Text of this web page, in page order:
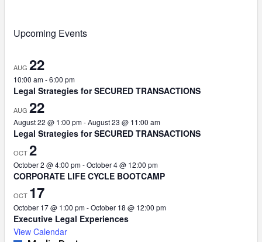
Upcoming Events
AUG 22
10:00 am-6:00 pm
Legal Strategies for SECURED TRANSACTIONS
AUG 22
August 22 @ 1:00 pm-August 23 @ 11:00 am
Legal Strategies for SECURED TRANSACTIONS
OCT2
October 2 @ 4:00 pm-October 4 @ 12:00 pm
CORPORATE LIFE CYCLE BOOTCAMP
OCT 17
October 17 @ 1:00 pm-October 18 @ 12:00 pm
Executive Legal Experiences
View Calendar